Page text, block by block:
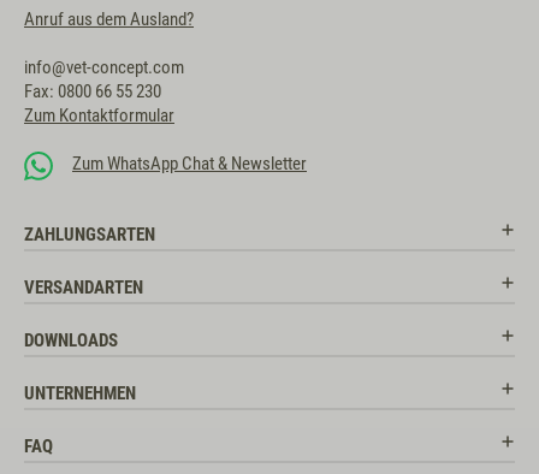
Anruf aus dem Ausland?
info@vet-concept.com
Fax: 0800 66 55 230
Zum Kontaktformular
Zum WhatsApp Chat & Newsletter
ZAHLUNGSARTEN
VERSANDARTEN
DOWNLOADS
UNTERNEHMEN
FAQ